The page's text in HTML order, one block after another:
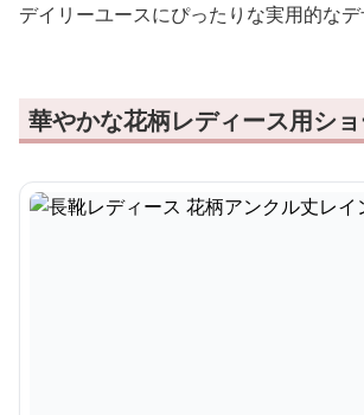
デイリーユースにぴったりな実用的なデ
華やかな花柄レディース用シ